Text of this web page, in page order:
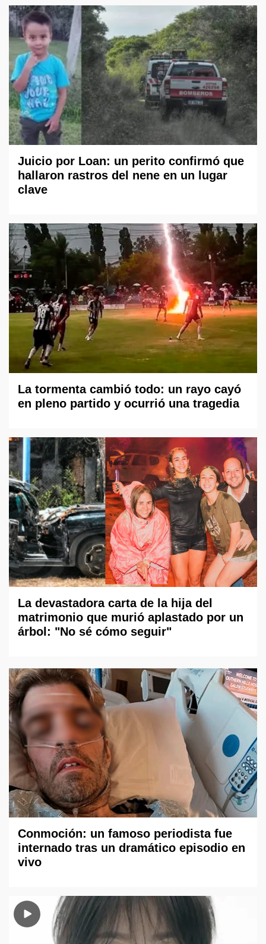
Juicio por Loan: un perito confirmó que
hallaron rastros del nene en un lugar
clave
La tormenta cambió todo: un rayo cayó
en pleno partido y ocurrió una tragedia
La devastadora carta de la hija del
matrimonio que murió aplastado por un
árbol: "No sé cómo seguir"
Conmoción: un famoso periodista fue
internado tras un dramático episodio en
vivo